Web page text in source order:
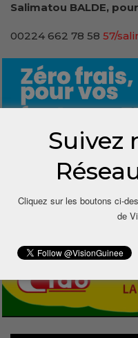
Salimatou BALDE,
00224 662 78 58 57/
Share
Suivez
Cliquez sur les boutons ci-
de